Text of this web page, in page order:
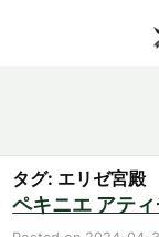
金・プラチナ・
タグ: エリゼ宮殿
ペキニエ アテ